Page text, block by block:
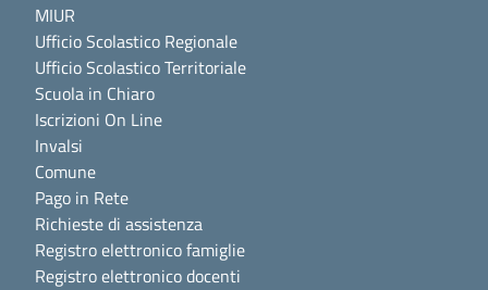
MIUR
Ufficio Scolastico Regionale
Ufficio Scolastico Territoriale
Scuola in Chiaro
Iscrizioni On Line
Invalsi
Comune
Pago in Rete
Richieste di assistenza
Registro elettronico famiglie
Registro elettronico docenti